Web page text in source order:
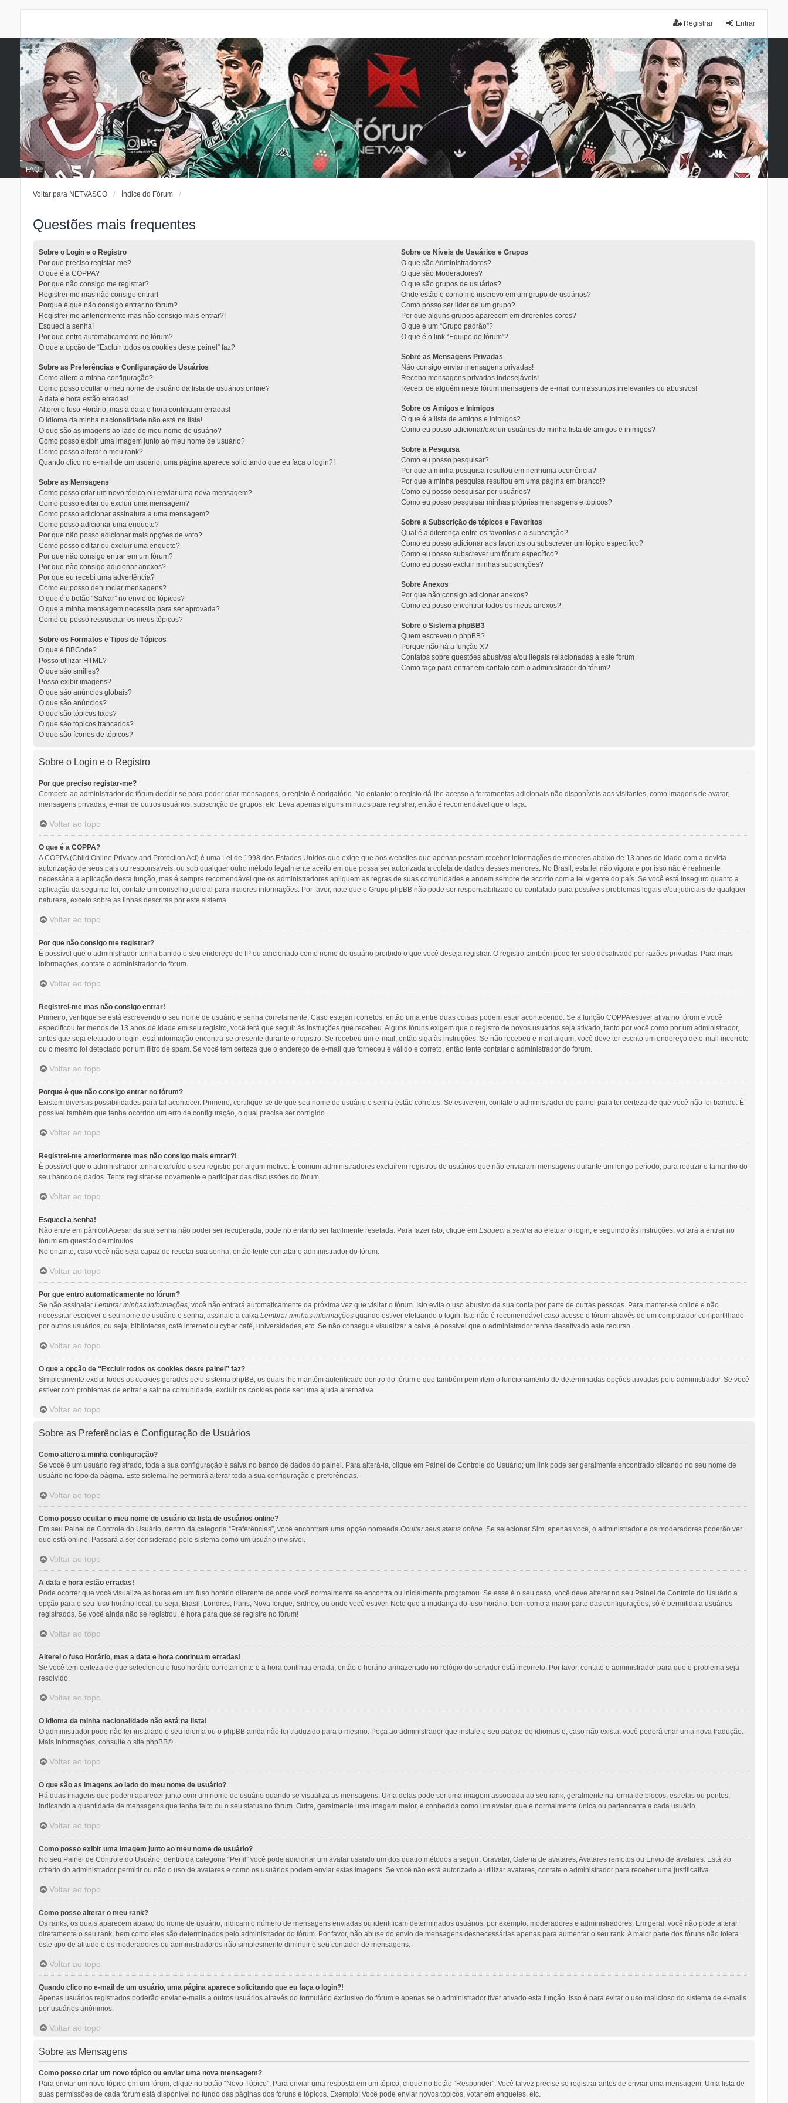
Entrar
Registrar
FAQ
Voltar para NETVASCO Índice do Fórum
Questões mais frequentes
Sobre o Login e o Registro
Por que preciso registar-me?
O que é a COPPA?
Por que não consigo me registrar?
Registrei-me mas não consigo entrar!
Porque é que não consigo entrar no fórum?
Registrei-me anteriormente mas não consigo mais entrar?!
Esqueci a senha!
Por que entro automaticamente no fórum?
O que a opção de “Excluir todos os cookies deste painel” faz?
Sobre as Preferências e Configuração de Usuários
Como altero a minha configuração?
Como posso ocultar o meu nome de usuário da lista de usuários online?
A data e hora estão erradas!
Alterei o fuso Horário, mas a data e hora continuam erradas!
O idioma da minha nacionalidade não está na lista!
O que são as imagens ao lado do meu nome de usuário?
Como posso exibir uma imagem junto ao meu nome de usuário?
Como posso alterar o meu rank?
Quando clico no e-mail de um usuário, uma página aparece solicitando que eu faça o login?!
Sobre as Mensagens
Como posso criar um novo tópico ou enviar uma nova mensagem?
Como posso editar ou excluir uma mensagem?
Como posso adicionar assinatura a uma mensagem?
Como posso adicionar uma enquete?
Por que não posso adicionar mais opções de voto?
Como posso editar ou excluir uma enquete?
Por que não consigo entrar em um fórum?
Por que não consigo adicionar anexos?
Por que eu recebi uma advertência?
Como eu posso denunciar mensagens?
O que é o botão “Salvar” no envio de tópicos?
O que a minha mensagem necessita para ser aprovada?
Como eu posso ressuscitar os meus tópicos?
Sobre os Formatos e Tipos de Tópicos
O que é BBCode?
Posso utilizar HTML?
O que são smilies?
Posso exibir imagens?
O que são anúncios globais?
O que são anúncios?
O que são tópicos fixos?
O que são tópicos trancados?
O que são ícones de tópicos?
Sobre os Níveis de Usuários e Grupos
O que são Administradores?
O que são Moderadores?
O que são grupos de usuários?
Onde estão e como me inscrevo em um grupo de usuários?
Como posso ser líder de um grupo?
Por que alguns grupos aparecem em diferentes cores?
O que é um “Grupo padrão”?
O que é o link “Equipe do fórum”?
Sobre as Mensagens Privadas
Não consigo enviar mensagens privadas!
Recebo mensagens privadas indesejáveis!
Recebi de alguém neste fórum mensagens de e-mail com assuntos irrelevantes ou abusivos!
Sobre os Amigos e Inimigos
O que é a lista de amigos e inimigos?
Como eu posso adicionar/excluir usuários de minha lista de amigos e inimigos?
Sobre a Pesquisa
Como eu posso pesquisar?
Por que a minha pesquisa resultou em nenhuma ocorrência?
Por que a minha pesquisa resultou em uma página em branco!?
Como eu posso pesquisar por usuários?
Como eu posso pesquisar minhas próprias mensagens e tópicos?
Sobre a Subscrição de tópicos e Favoritos
Qual é a diferença entre os favoritos e a subscrição?
Como eu posso adicionar aos favoritos ou subscrever um tópico específico?
Como eu posso subscrever um fórum específico?
Como eu posso excluir minhas subscrições?
Sobre Anexos
Por que não consigo adicionar anexos?
Como eu posso encontrar todos os meus anexos?
Sobre o Sistema phpBB3
Quem escreveu o phpBB?
Porque não há a função X?
Contatos sobre questões abusivas e/ou ilegais relacionadas a este fórum
Como faço para entrar em contato com o administrador do fórum?
Sobre o Login e o Registro
Por que preciso registar-me?
Compete ao administrador do fórum decidir se para poder criar mensagens, o registo é obrigatório. No entanto; o registo dá-lhe acesso a ferramentas adicionais não disponíveis aos visitantes, como imagens de avatar,
mensagens privadas, e-mail de outros usuários, subscrição de grupos, etc. Leva apenas alguns minutos para registrar, então é recomendável que o faça.
Voltar ao topo
O que é a COPPA?
A COPPA (Child Online Privacy and Protection Act) é uma Lei de 1998 dos Estados Unidos que exige que aos websites que apenas possam receber informações de menores abaixo de 13 anos de idade com a devida
autorização de seus pais ou responsáveis, ou sob qualquer outro método legalmente aceito em que possa ser autorizada a coleta de dados desses menores. No Brasil, esta lei não vigora e por isso não é realmente
necessária a aplicação desta função, mas é sempre recomendável que os administradores apliquem as regras de suas comunidades e andem sempre de acordo com a lei vigente do país. Se você está inseguro quanto a
aplicação da seguinte lei, contate um conselho judicial para maiores informações. Por favor, note que o Grupo phpBB não pode ser responsabilizado ou contatado para possíveis problemas legais e/ou judiciais de qualquer
natureza, exceto sobre as linhas descritas por este sistema.
Voltar ao topo
Por que não consigo me registrar?
É possível que o administrador tenha banido o seu endereço de IP ou adicionado como nome de usuário proibido o que você deseja registrar. O registro também pode ter sido desativado por razões privadas. Para mais
informações, contate o administrador do fórum.
Voltar ao topo
Registrei-me mas não consigo entrar!
Primeiro, verifique se está escrevendo o seu nome de usuário e senha corretamente. Caso estejam corretos, então uma entre duas coisas podem estar acontecendo. Se a função COPPA estiver ativa no fórum e você
especificou ter menos de 13 anos de idade em seu registro, você terá que seguir às instruções que recebeu. Alguns fóruns exigem que o registro de novos usuários seja ativado, tanto por você como por um administrador,
antes que seja efetuado o login; está informação encontra-se presente durante o registro. Se recebeu um e-mail, então siga às instruções. Se não recebeu e-mail algum, você deve ter escrito um endereço de e-mail incorreto
ou o mesmo foi detectado por um filtro de spam. Se você tem certeza que o endereço de e-mail que forneceu é válido e correto, então tente contatar o administrador do fórum.
Voltar ao topo
Porque é que não consigo entrar no fórum?
Existem diversas possibilidades para tal acontecer. Primeiro, certifique-se de que seu nome de usuário e senha estão corretos. Se estiverem, contate o administrador do painel para ter certeza de que você não foi banido. É
possível também que tenha ocorrido um erro de configuração, o qual precise ser corrigido.
Voltar ao topo
Registrei-me anteriormente mas não consigo mais entrar?!
É possível que o administrador tenha excluído o seu registro por algum motivo. É comum administradores excluírem registros de usuários que não enviaram mensagens durante um longo período, para reduzir o tamanho do
seu banco de dados. Tente registrar-se novamente e participar das discussões do fórum.
Voltar ao topo
Esqueci a senha!
Não entre em pânico! Apesar da sua senha não poder ser recuperada, pode no entanto ser facilmente resetada. Para fazer isto, clique em Esqueci a senhaao efetuar o login, e seguindo às instruções, voltará a entrar no
fórum em questão de minutos.
No entanto, caso você não seja capaz de resetar sua senha, então tente contatar o administrador do fórum.
Voltar ao topo
Por que entro automaticamente no fórum?
Se não assinalar Lembrar minhas informações, você não entrará automaticamente da próxima vez que visitar o fórum. Isto evita o uso abusivo da sua conta por parte de outras pessoas. Para manter-se online e não
necessitar escrever o seu nome de usuário e senha, assinale a caixa Lembrar minhas informaçõesquando estiver efetuando o login. Isto não é recomendável caso acesse o fórum através de um computador compartilhado
por outros usuários, ou seja, bibliotecas, café internet ou cyber café, universidades, etc. Se não consegue visualizar a caixa, é possível que o administrador tenha desativado este recurso.
Voltar ao topo
O que a opção de “Excluir todos os cookies deste painel” faz?
Simplesmente exclui todos os cookies gerados pelo sistema phpBB, os quais lhe mantém autenticado dentro do fórum e que também permitem o funcionamento de determinadas opções ativadas pelo administrador. Se você
estiver com problemas de entrar e sair na comunidade, excluir os cookies pode ser uma ajuda alternativa.
Voltar ao topo
Sobre as Preferências e Configuração de Usuários
Como altero a minha configuração?
Se você é um usuário registrado, toda a sua configuração é salva no banco de dados do painel. Para alterá-la, clique em Painel de Controle do Usuário; um link pode ser geralmente encontrado clicando no seu nome de
usuário no topo da página. Este sistema lhe permitirá alterar toda a sua configuração e preferências.
Voltar ao topo
Como posso ocultar o meu nome de usuário da lista de usuários online?
Em seu Painel de Controle do Usuário, dentro da categoria “Preferências”, você encontrará uma opção nomeada Ocultar seus status online. Se selecionar Sim, apenas você, o administrador e os moderadores poderão ver
que está online. Passará a ser considerado pelo sistema como um usuário invisível.
Voltar ao topo
A data e hora estão erradas!
Pode ocorrer que você visualize as horas em um fuso horário diferente de onde você normalmente se encontra ou inicialmente programou. Se esse é o seu caso, você deve alterar no seu Painel de Controle do Usuário a
opção para o seu fuso horário local, ou seja, Brasil, Londres, Paris, Nova Iorque, Sidney, ou onde você estiver. Note que a mudança do fuso horário, bem como a maior parte das configurações, só é permitida a usuários
registrados. Se você ainda não se registrou, é hora para que se registre no fórum!
Voltar ao topo
Alterei o fuso Horário, mas a data e hora continuam erradas!
Se você tem certeza de que selecionou o fuso horário corretamente e a hora continua errada, então o horário armazenado no relógio do servidor está incorreto. Por favor, contate o administrador para que o problema seja
resolvido.
Voltar ao topo
O idioma da minha nacionalidade não está na lista!
O administrador pode não ter instalado o seu idioma ou o phpBB ainda não foi traduzido para o mesmo. Peça ao administrador que instale o seu pacote de idiomas e, caso não exista, você poderá criar uma nova tradução.
Mais informações, consulte o site phpBB®.
Voltar ao topo
O que são as imagens ao lado do meu nome de usuário?
Há duas imagens que podem aparecer junto com um nome de usuário quando se visualiza as mensagens. Uma delas pode ser uma imagem associada ao seu rank, geralmente na forma de blocos, estrelas ou pontos,
indicando a quantidade de mensagens que tenha feito ou o seu status no fórum. Outra, geralmente uma imagem maior, é conhecida como um avatar, que é normalmente única ou pertencente a cada usuário.
Voltar ao topo
Como posso exibir uma imagem junto ao meu nome de usuário?
No seu Painel de Controle do Usuário, dentro da categoria “Perfil” você pode adicionar um avatar usando um dos quatro métodos a seguir: Gravatar, Galeria de avatares, Avatares remotos ou Envio de avatares. Está ao
critério do administrador permitir ou não o uso de avatares e como os usuários podem enviar estas imagens. Se você não está autorizado a utilizar avatares, contate o administrador para receber uma justificativa.
Voltar ao topo
Como posso alterar o meu rank?
Os ranks, os quais aparecem abaixo do nome de usuário, indicam o número de mensagens enviadas ou identificam determinados usuários, por exemplo: moderadores e administradores. Em geral, você não pode alterar
diretamente o seu rank, bem como eles são determinados pelo administrador do fórum. Por favor, não abuse do envio de mensagens desnecessárias apenas para aumentar o seu rank. A maior parte dos fóruns não tolera
este tipo de atitude e os moderadores ou administradores irão simplesmente diminuir o seu contador de mensagens.
Voltar ao topo
Quando clico no e-mail de um usuário, uma página aparece solicitando que eu faça o login?!
Apenas usuários registrados poderão enviar e-mails a outros usuários através do formulário exclusivo do fórum e apenas se o administrador tiver ativado esta função. Isso é para evitar o uso malicioso do sistema de e-mails
por usuários anônimos.
Voltar ao topo
Sobre as Mensagens
Como posso criar um novo tópico ou enviar uma nova mensagem?
Para enviar um novo tópico em um fórum, clique no botão “Novo Tópico”. Para enviar uma resposta em um tópico, clique no botão “Responder”. Você talvez precise se registrar antes de enviar uma mensagem. Uma lista de
suas permissões de cada fórum está disponível no fundo das páginas dos fóruns e tópicos. Exemplo: Você pode enviar novos tópicos, votar em enquetes, etc.